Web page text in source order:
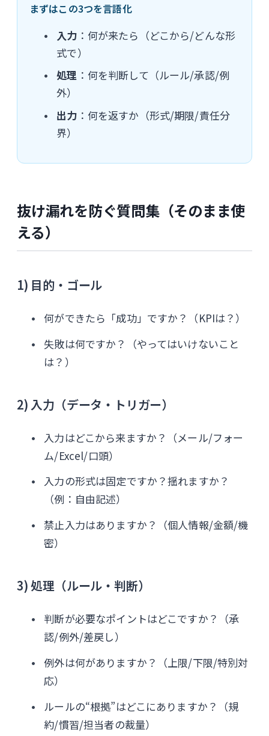
まずはこの3つを言語化
入力 ：何が来たら（どこから/どんな形
式で）
処理 ：何を判断して（ルール/承認/例
外）
出力 ：何を返すか（形式/期限/責任分
界）
抜け漏れを防ぐ質問集（そのまま使
える）
1) 目的・ゴール
何ができたら「成功」ですか？（KPIは？）
失敗は何ですか？（やってはいけないこと
は？）
2) 入力（データ・トリガー）
入力はどこから来ますか？（メール/フォー
ム/Excel/口頭）
入力の形式は固定ですか？揺れますか？
（例：自由記述）
禁止入力はありますか？（個人情報/金額/機
密）
3) 処理（ルール・判断）
判断が必要なポイントはどこですか？（承
認/例外/差戻し）
例外は何がありますか？（上限/下限/特別対
応）
ルールの“根拠”はどこにありますか？（規
約/慣習/担当者の裁量）